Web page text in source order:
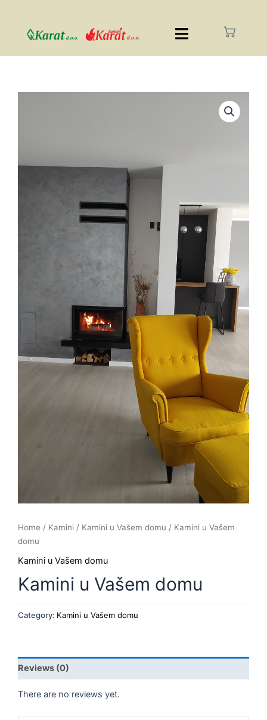
Home / Kamini / Kamini u Vašem domu / Kamini u Vašem
domu
Kamini u Vašem domu
Kamini u Vašem domu
Category: Kamini u Vašem domu
Reviews (0)
There are no reviews yet.